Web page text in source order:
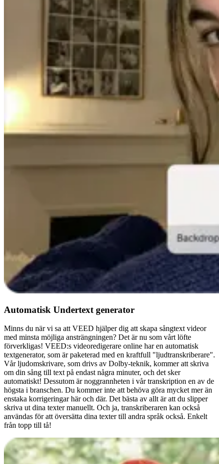
Automatisk Undertext generator
Minns du när vi sa att VEED hjälper dig att skapa sångtext videor
med minsta möjliga ansträngningen? Det är nu som vårt löfte
förverkligas! VEED:s videoredigerare online har en automatisk
textgenerator, som är paketerad med en kraftfull "ljudtranskriberare".
Vår ljudomskrivare, som drivs av Dolby-teknik, kommer att skriva
om din sång till text på endast några minuter, och det sker
automatiskt! Dessutom är noggrannheten i vår transkription en av de
högsta i branschen. Du kommer inte att behöva göra mycket mer än
enstaka korrigeringar här och där. Det bästa av allt är att du slipper
skriva ut dina texter manuellt. Och ja, transkriberaren kan också
användas för att översätta dina texter till andra språk också. Enkelt
från topp till tå!